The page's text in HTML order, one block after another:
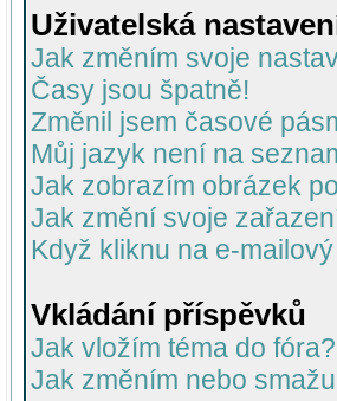
Uživatelská
Jak změním svoje
Časy jsou špatně!
Změnil jsem časové
Můj jazyk není na
Jak zobrazím obrázek
Jak změní svoje
Když kliknu na e-
Vkládání příspěvků
Jak vložím téma do fóra?
Jak změním nebo